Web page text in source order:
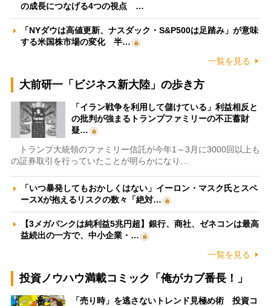
の成長につなげる4つの視点 …
「NYダウは高値更新、ナスダック・S&P500は足踏み」が意味
する米国株市場の変化 半…
一覧を見る
大前研一「ビジネス新大陸」の歩き方
「イラン戦争を利用して儲けている」利益相反と
の批判が強まるトランプファミリーの不正蓄財
疑…
トランプ大統領のファミリー信託が今年1～3月に3000回以上も
の証券取引を行っていたことが明らかになり…
「いつ暴発してもおかしくはない」イーロン・マスク氏とスペ
ースXが抱えるリスクの数々「絶対…
【3メガバンクは純利益5兆円超】銀行、商社、ゼネコンは最高
益続出の一方で、中小企業・…
一覧を見る
投資ノウハウ満載コミック「俺がカブ番長！」
「売り時」を逃さないトレンド見極め術 投資コ